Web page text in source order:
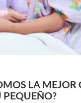
LA MEJOR